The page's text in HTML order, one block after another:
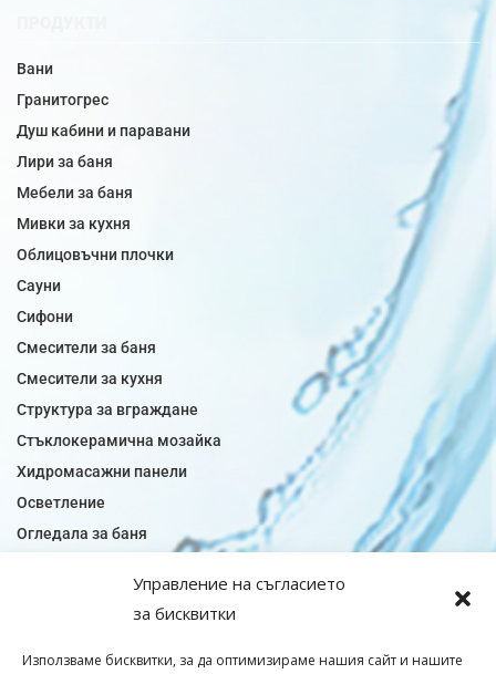
Управление на съгласието
за бисквитки
Използваме бисквитки, за да оптимизираме нашия сайт и нашите
Вани
Гранитогрес
Душ кабини и паравани
Лири за баня
Мебели за баня
Мивки за кухня
Облицовъчни плочки
Сауни
Сифони
Смесители за баня
Смесители за кухня
Структура за вграждане
Стъклокерамична мозайка
Хидромасажни панели
Осветление
Огледала за баня
Плочки за кухня
Подови лентова сифони